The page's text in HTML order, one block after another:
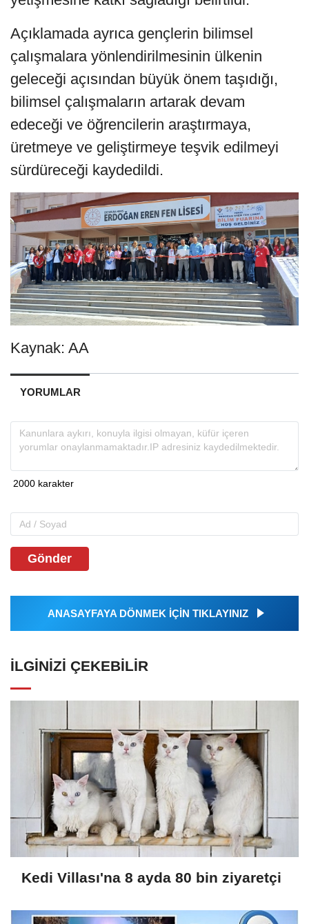
Açıklamada ayrıca gençlerin bilimsel
çalışmalara yönlendirilmesinin ülkenin
geleceği açısından büyük önem taşıdığı,
bilimsel çalışmaların artarak devam
edeceği ve öğrencilerin araştırmaya,
üretmeye ve geliştirmeye teşvik edilmeyi
sürdüreceği kaydedildi.
Kaynak: AA
YORUMLAR
Gönder
ANASAYFAYA DÖNMEK İÇİN TIKLAYINIZ
İLGINIZI ÇEKEBILIR
Kedi Villası'na 8 ayda 80 bin ziyaretçi